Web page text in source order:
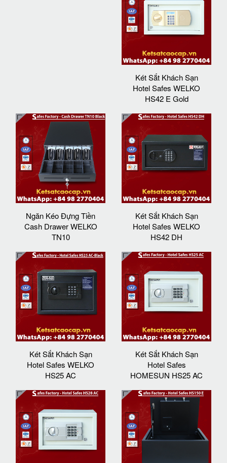
Két Sắt Khách Sạn
Hotel Safes WELKO
HS42 E Gold
Ngăn Kéo Đựng Tiền
Cash Drawer WELKO
TN10
Két Sắt Khách Sạn
Hotel Safes WELKO
HS42 DH
Két Sắt Khách Sạn
Hotel Safes WELKO
HS25 AC
Két Sắt Khách Sạn
Hotel Safes
HOMESUN HS25 AC